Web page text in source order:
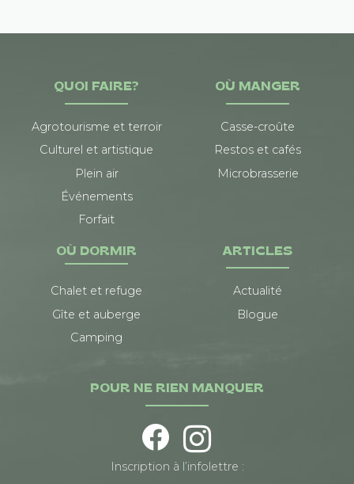
QUOI FAIRE?
Agrotourisme et terroir
Culturel et artistique
Plein air
Événements
Forfait
OÙ MANGER
Casse-croûte
Restos et cafés
Microbrasserie
OÙ DORMIR
Chalet et refuge
Gîte et auberge
Camping
ARTICLES
Actualité
Blogue
POUR NE RIEN MANQUER
Inscription à l’infolettre :